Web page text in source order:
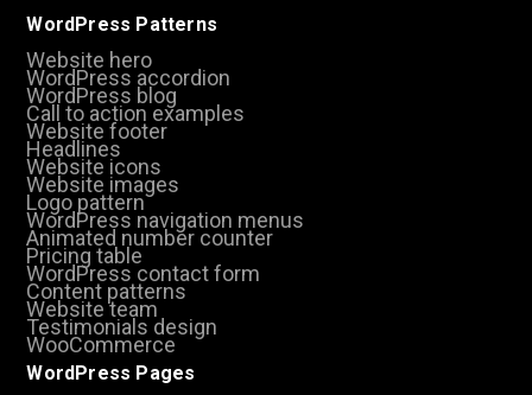
WordPress Patterns
Website hero
WordPress accordion
WordPress blog
Call to action examples
Website footer
Headlines
Website icons
Website images
Logo pattern
WordPress navigation menus
Animated number counter
Pricing table
WordPress contact form
Content patterns
Website team
Testimonials design
WooCommerce
WordPress Pages